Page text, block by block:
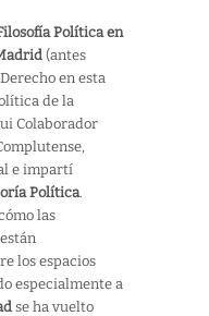
Política en
(antes
en esta
de la
Colaborador
e impartí
Política.
las
los espacios
especialmente a
se ha vuelto